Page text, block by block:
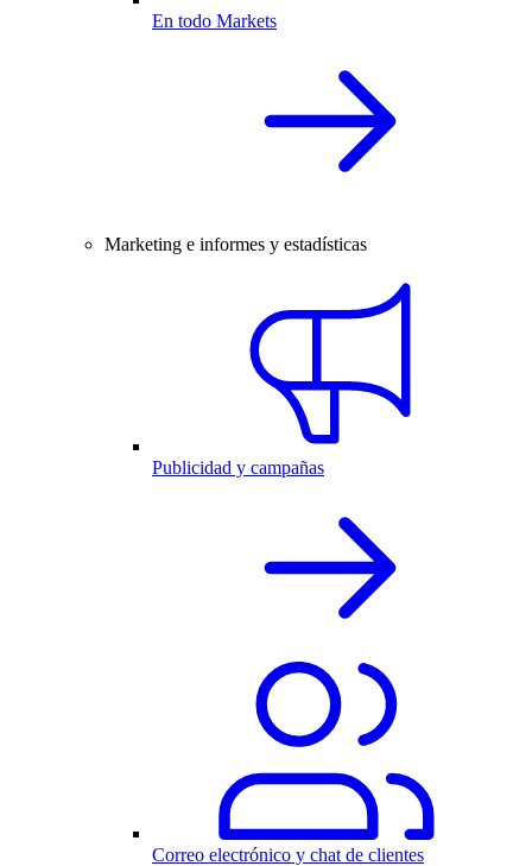
En todo Markets
Marketing e informes y estadísticas
Publicidad y campañas
Correo electrónico y chat de clientes